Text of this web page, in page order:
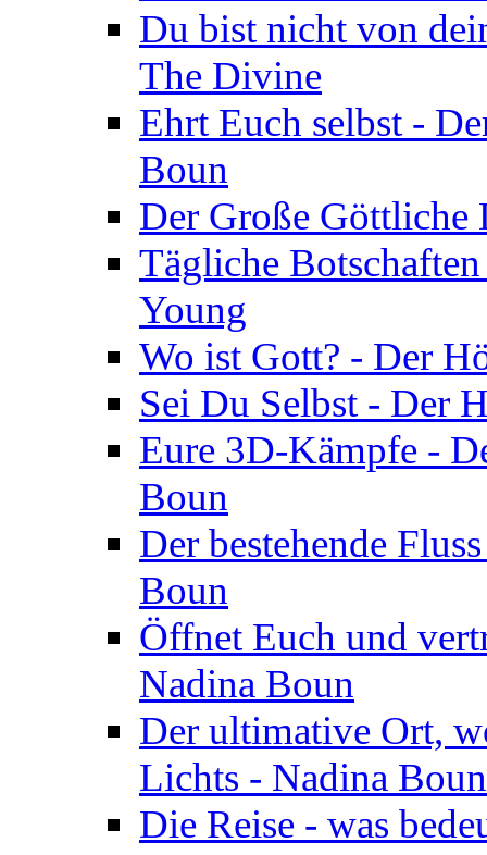
Du bist nicht von
The Divine
Ehrt Euch selbst -
Boun
Der Große
Tägliche
Young
Wo ist Gott? - Der
Sei Du Selbst - Der
Eure 3D-Kämpfe -
Boun
Der bestehende
Boun
Öffnet Euch und
Nadina Boun
Der ultimative Ort,
Lichts - Nadina Boun
Die Reise - was